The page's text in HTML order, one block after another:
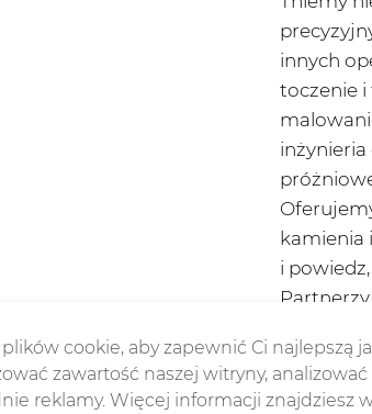
innych
toczenie i
kamienia
i
cookie, aby zapewnić Ci najlepszą
zawartość naszej witryny,
reklamy. Więcej informacji znajdziesz